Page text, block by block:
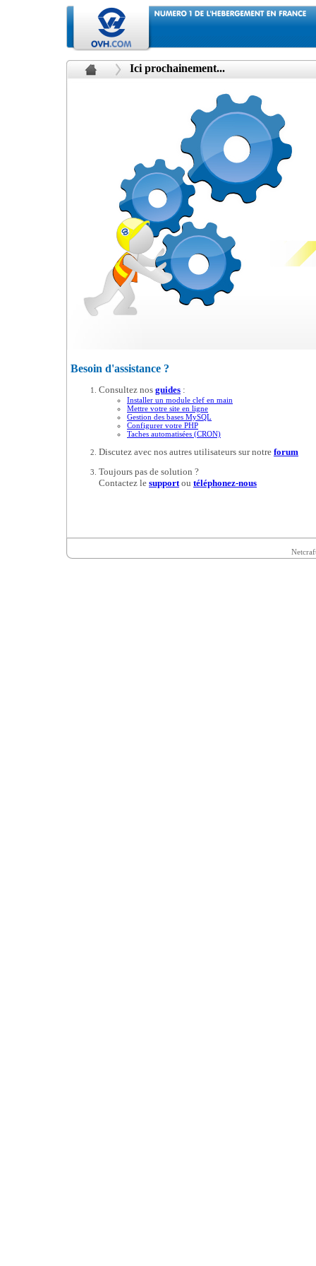
Ici prochainement...
Besoin d'assistance ?
Consultez nos guides :
Installer un module clef en main
Mettre votre site en ligne
Gestion des bases MySQL
Configurer votre PHP
Taches automatisées (CRON)
Discutez avec nos autres utilisateurs sur notre forum
Toujours pas de solution ?
Contactez le supportou téléphonez-nous